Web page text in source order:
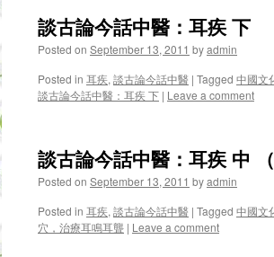
及
有
效
措
施
談古論今話中醫：耳疾 下
Posted on September 13, 2011 byadmin
Posted in 耳疾, 談古論今話中醫 | Tagged 中國文
談古論今話中醫：耳疾 下 | Leave a comment
談古論今話中醫：耳疾 中 （
Posted on September 13, 2011 byadmin
Posted in 耳疾, 談古論今話中醫 | Tagged 中國文
穴，治療耳鳴耳聾 | Leave a comment